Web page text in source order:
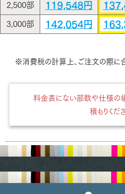
2,500部 119,548円
3,000部 142,054円
※消費税の計算上、ご注文の際に
料金表にない部数や仕様の
積もりくだ